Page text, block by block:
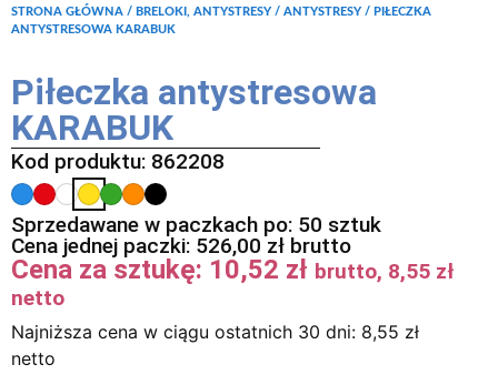
STRONA GŁÓWNA / BRELOKI, ANTYSTRESY / ANTYSTRESY / PIŁECZKA
ANTYSTRESOWA KARABUK
Piłeczka antystresowa
KARABUK
Kod produktu: 862208
Sprzedawane w paczkach po: 50 sztuk
Cena jednej paczki: 526,00 zł brutto
Cena za sztukę: 10,52 zł brutto, 8,55 zł
netto
Najniższa cena w ciągu ostatnich 30 dni: 8,55 zł
netto